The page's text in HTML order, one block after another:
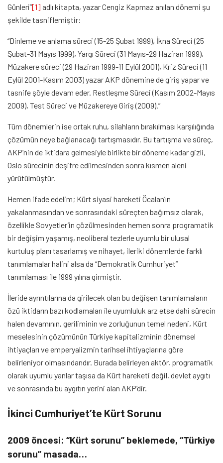
Günleri”[1] adlı kitapta, yazar Cengiz Kapmaz anılan dönemi şu
şekilde tasniflemiştir:
“Dinleme ve anlama süreci (15-25 Şubat 1999), İkna Süreci (25
Şubat-31 Mayıs 1999), Yargı Süreci (31 Mayıs-29 Haziran 1999),
Müzakere süreci (29 Haziran 1999-11 Eylül 2001), Kriz Süreci (11
Eylül 2001-Kasım 2003) yazar AKP dönemine de giriş yapar ve
tasnife şöyle devam eder. Restleşme Süreci (Kasım 2002-Mayıs
2009), Test Süreci ve Müzakereye Giriş (2009).”
Tüm dönemlerin ise ortak ruhu, silahların bırakılması karşılığında
çözümün neye bağlanacağı tartışmasıdır. Bu tartışma ve süreç,
AKP’nin de iktidara gelmesiyle birlikte bir döneme kadar gizli,
Oslo sürecinin deşifre edilmesinden sonra kısmen aleni
yürütülmüştür.
Hemen ifade edelim; Kürt siyasi hareketi Öcalan’ın
yakalanmasından ve sonrasındaki süreçten bağımsız olarak,
özellikle Sovyetler’in çözülmesinden hemen sonra programatik
bir değişim yaşamış, neoliberal tezlerle uyumlu bir ulusal
kurtuluş planı tasarlamış ve nihayet, ileriki dönemlerde farklı
tanımlamalar halini alsa da “Demokratik Cumhuriyet”
tanımlaması ile 1999 yılına girmiştir.
İleride ayrıntılarına da girilecek olan bu değişen tanımlamaların
özü iktidarın bazı kodlamaları ile uyumluluk arz etse dahi sürecin
halen devamının, geriliminin ve zorluğunun temel nedeni, Kürt
meselesinin çözümünün Türkiye kapitalizminin dönemsel
ihtiyaçları ve emperyalizmin tarihsel ihtiyaçlarına göre
belirleniyor olmasındandır. Burada belirleyen aktör, programatik
olarak uyumlu yanlar taşısa da Kürt hareketi değil, devlet aygıtı
ve sonrasında bu aygıtın yerini alan AKP’dir.
İkinci Cumhuriyet’te Kürt Sorunu
2009 öncesi: “Kürt sorunu” beklemede, “Türkiye
sorunu” masada…